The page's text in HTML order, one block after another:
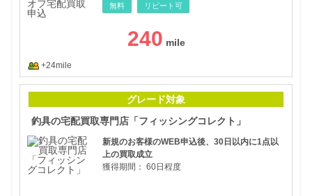
無料 リピート可
240
+24mile
グレード対象
釣具の宅配買取専門店「フィッシングコレクト」
新規のお客様のWEB申込後、30日以内に1点以
上の買取成立
獲得期間： 60日程度